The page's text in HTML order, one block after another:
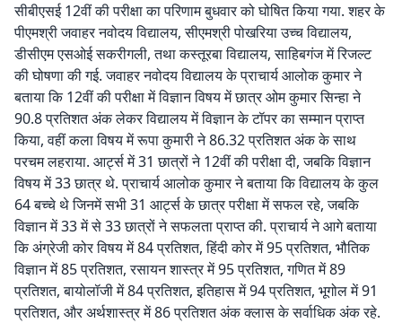
सीबीएसई 12वीं की परीक्षा का परिणाम बुधवार को घोषित किया गया. शहर के
पीएमश्री जवाहर नवोदय विद्यालय, सीएमश्री पोखरिया उच्च विद्यालय,
डीसीएम एसओई सकरीगली, तथा कस्तूरबा विद्यालय, साहिबगंज में रिजल्ट
की घोषणा की गई. जवाहर नवोदय विद्यालय के प्राचार्य आलोक कुमार ने
बताया कि 12वीं की परीक्षा में विज्ञान विषय में छात्र ओम कुमार सिन्हा ने
90.8 प्रतिशत अंक लेकर विद्यालय में विज्ञान के टॉपर का सम्मान प्राप्त
किया, वहीं कला विषय में रूपा कुमारी ने 86.32 प्रतिशत अंक के साथ
परचम लहराया. आर्ट्स में 31 छात्रों ने 12वीं की परीक्षा दी, जबकि विज्ञान
विषय में 33 छात्र थे. प्राचार्य आलोक कुमार ने बताया कि विद्यालय के कुल
64 बच्चे थे जिनमें सभी 31 आर्ट्स के छात्र परीक्षा में सफल रहे, जबकि
विज्ञान में 33 में से 33 छात्रों ने सफलता प्राप्त की. प्राचार्य ने आगे बताया
कि अंग्रेजी कोर विषय में 84 प्रतिशत, हिंदी कोर में 95 प्रतिशत, भौतिक
विज्ञान में 85 प्रतिशत, रसायन शास्त्र में 95 प्रतिशत, गणित में 89
प्रतिशत, बायोलॉजी में 84 प्रतिशत, इतिहास में 94 प्रतिशत, भूगोल में 91
प्रतिशत, और अर्थशास्त्र में 86 प्रतिशत अंक क्लास के सर्वाधिक अंक रहे.